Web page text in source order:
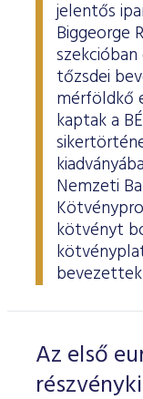
jelentős
Biggeorge
tőzsdei
mérföldkő
kaptak a
Nemzeti
kötvényt
Az első